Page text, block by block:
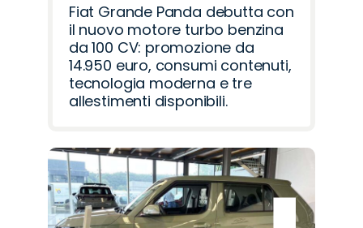
Fiat Grande Panda debutta con
il nuovo motore turbo benzina
da 100 CV: promozione da
14.950 euro, consumi contenuti,
tecnologia moderna e tre
allestimenti disponibili.